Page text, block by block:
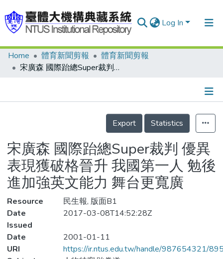
Log In
Communities & Collections
Statistics
Home 體育新聞剪報
體育新聞剪報
宋廣森 國際跆總Super裁判 優異表現獲破格晉升 我國第一人 勉後進加強英文能力 舞台更寬廣
Details
Export
Statistics
宋廣森 國際跆總Super裁判 優異
表現獲破格晉升 我國第一人 勉後
進加強英文能力 舞台更寬廣
Resource
民生報, 版面B1
Date
Issued
2017-03-08T14:52:28Z
Date
2001-01-11
URI
https://ir.ntus.edu.tw/handle/987654321/